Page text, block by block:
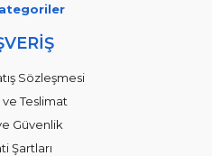
Sözleşmesi
Teslimat
Güvenlik
Şartları